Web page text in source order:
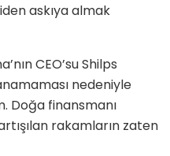
askıya almak
CEO’su Shilps
nedeniyle
Doğa finansmanı
rakamların zaten